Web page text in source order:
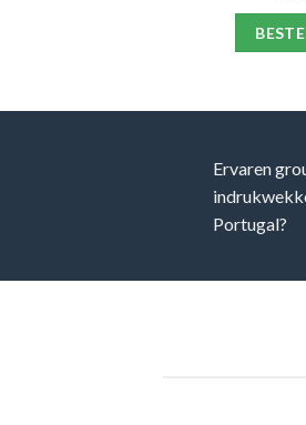
Ervaren
Portugal?